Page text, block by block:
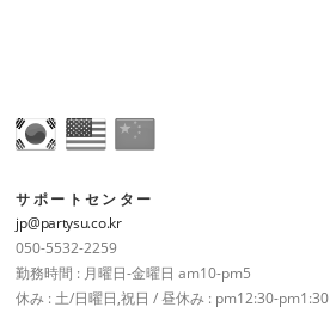
サポートセンター
jp@partysu.co.kr
050-5532-2259
勤務時間 : 月曜日-金曜日 am10-pm5
休み : 土/日曜日,祝日 / 昼休み : pm12:30-pm1:30